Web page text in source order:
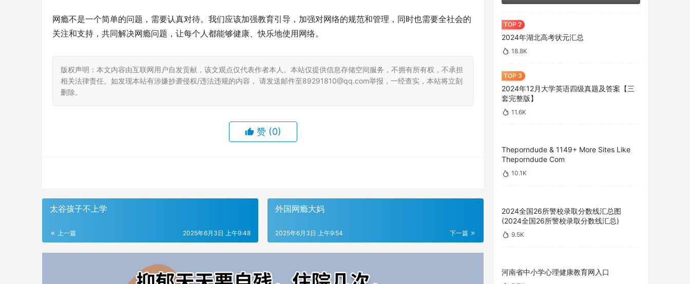
网瘾不是一个简单的问题，需要认真对待。我们应该加强教育引导，加强对网络的规范和管理，同时也需要全社会的
关注和支持，共同解决网瘾问题，让每个人都能够健康、快乐地使用网络。
版权声明：本文内容由互联网用户自发贡献，该文观点仅代表作者本人。本站仅提供信息存储空间服务，不拥有所有权，不承担
相关法律责任。如发现本站有涉嫌抄袭侵权/违法违规的内容， 请发送邮件至89291810@qq.com举报，一经查实，本站将立刻
删除。
赞 (0)
太谷孩子不上学
上一篇 2025年6月3日 上午9:48
外国网瘾大妈
下一篇
2025年6月3日 上午9:54
2024年湖北高考状元汇总
18.8K
2024年12月大学英语四级真题及答案【三
套完整版】
11.6K
Theporndude & 1149+ More Sites Like
Theporndude Com
10.1K
2024全国26所警校录取分数线汇总图
(2024全国26所警校录取分数线汇总)
9.5K
河南省中小学心理健康教育网入口